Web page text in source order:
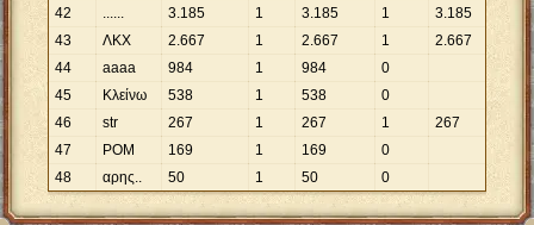
42
...... 3.185 1 3.185 1 3.185
43
ΛΚΧ 2.667 1 2.667 1 2.667
44
aaaa 984 1 984
0
45
Κλείνω 538 1 538
0
46
str 267 1 267 1
267
47
ΡΟΜ 169 1 169
0
48
αρης.. 50 1 50 0